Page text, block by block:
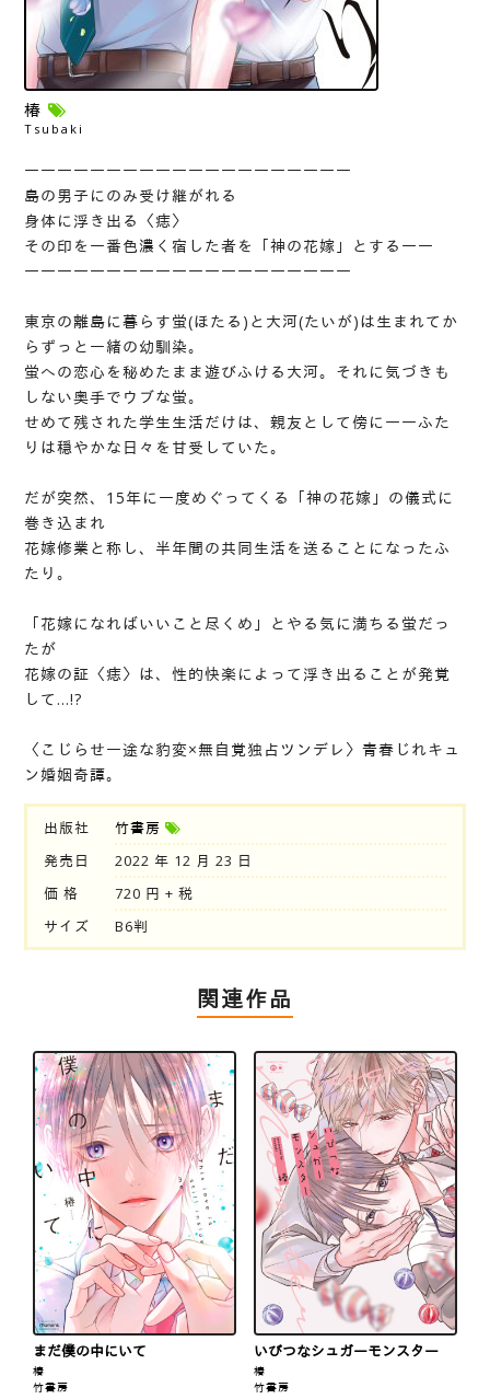
椿
Tsubaki
――――――――――――――――――――
島の男子にのみ受け継がれる
身体に浮き出る〈痣〉
その印を一番色濃く宿した者を「神の花嫁」とする――
――――――――――――――――――――
東京の離島に暮らす蛍(ほたる)と大河(たいが)は生まれてか
らずっと一緒の幼馴染。
蛍への恋心を秘めたまま遊びふける大河。それに気づきも
しない奥手でウブな蛍。
せめて残された学生生活だけは、親友として傍に――ふた
りは穏やかな日々を甘受していた。
だが突然、15年に一度めぐってくる「神の花嫁」の儀式に
巻き込まれ
花嫁修業と称し、半年間の共同生活を送ることになったふ
たり。
「花嫁になればいいこと尽くめ」とやる気に満ちる蛍だっ
たが
花嫁の証〈痣〉は、性的快楽によって浮き出ることが発覚
して…!?
〈こじらせ一途な豹変×無自覚独占ツンデレ〉青春じれキュ
ン婚姻奇譚。
出版社
竹書房
発売日
2022 年 12 月 23 日
価 格
720 円 + 税
サイズ
B6判
関連作品
まだ僕の中にいて
椿
竹書房
いびつなシュガーモンスター
椿
竹書房